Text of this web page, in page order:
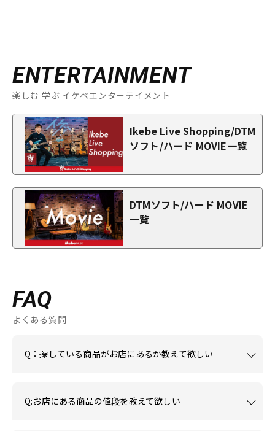
ENTERTAINMENT
楽しむ 学ぶ イケベエンターテイメント
Ikebe Live Shopping/DTM
ソフト/ハード MOVIE一覧
DTMソフト/ハード MOVIE
一覧
FAQ
よくある質問
Q：探している商品がお店にあるか教えて欲しい
Q:お店にある商品の値段を教えて欲しい